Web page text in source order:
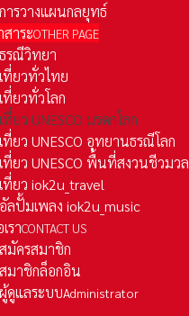
การวางแผนกลยุทธ์
าระOTHER PAGE
ธรณีวิทยา
เที่ยวทั่วไทย
เที่ยวทั่วโลก
เที่ยว UNESCO มรดกโลก
เที่ยว UNESCO อุทยานธรณีโลก
เที่ยว UNESCO พื้นที่สงวนชีวมวล
เที่ยว iok2u_travel
อัลปั้มเพลง iok2u_music
ราCONTACT US
สมัครสมาชิก
สมาชิกล็อกอิน
ผู้ดูแลระบบAdministrator